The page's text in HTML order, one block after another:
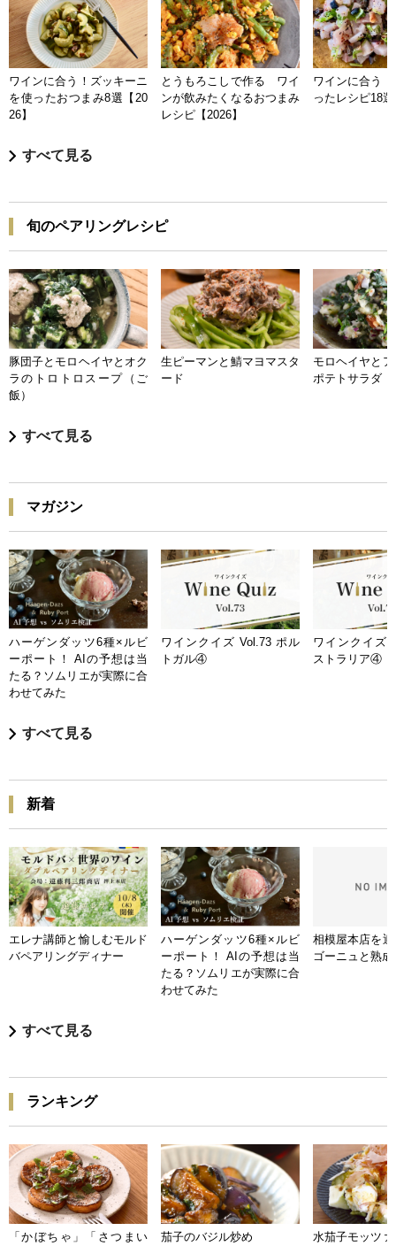
ワインに合う！ズッキーニ
を使ったおつまみ8選【20
26】
とうもろこしで作る ワイ
ンが飲みたくなるおつまみ
レシピ【2026】
ワインに合う
ったレシピ18
すべて見る
旬のペアリングレシピ
豚団子とモロヘイヤとオク
ラのトロトロスープ（ご
飯）
生ピーマンと鯖マヨマスタ
ード
モロヘイヤと
ポテトサラダ
すべて見る
マガジン
ハーゲンダッツ6種×ルビ
ーポート！ AIの予想は当
たる？ソムリエが実際に合
わせてみた
ワインクイズ Vol.73 ポル
トガル④
ワインクイズ
ストラリア④
すべて見る
新着
エレナ講師と愉しむモルド
バペアリングディナー
ハーゲンダッツ6種×ルビ
ーポート！ AIの予想は当
たる？ソムリエが実際に合
わせてみた
相模屋本店を
ゴーニュと熟
すべて見る
ランキング
「かぼちゃ」「さつまい
茄子のバジル炒め 水茄子モッツァ